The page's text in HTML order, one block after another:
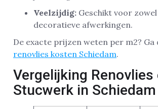
Veelzijdig: Geschikt voor
decoratieve afwerkingen.
De exacte prijzen weten per m2? Ga
renovlies kosten Schiedam.
Vergelijking Renovlies
Stucwerk in Schiedam